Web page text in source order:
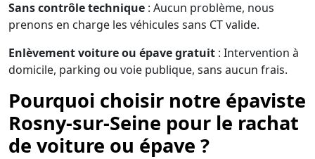
Sans contrôle technique : Aucun problème, nous
prenons en charge les véhicules sans CT valide.
Enlèvement voiture ou épave gratuit : Intervention à
domicile, parking ou voie publique, sans aucun frais.
Pourquoi choisir notre épaviste
Rosny-sur-Seine pour le rachat
de voiture ou épave ?